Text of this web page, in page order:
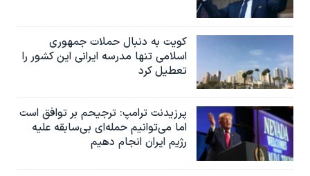
کویت به دنبال حملات جمهوری
اسلامی تنها مدرسه ایرانی این کشور را
تعطیل کرد
پرزیدنت ترامپ: ترجیحم بر توافق است
اما می‌توانیم حمله‌ای بی‌سابقه علیه
رژیم ایران انجام دهیم